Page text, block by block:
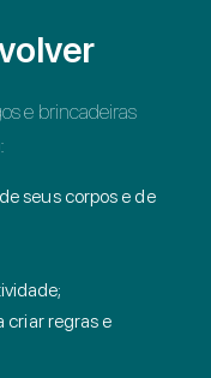
e brincadeiras
seus corpos e de
criar regras e